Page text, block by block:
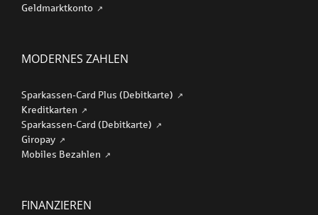
Geldmarktkonto
MODERNES ZAHLEN
Sparkassen-Card Plus (Debitkarte)
Kreditkarten
Sparkassen-Card (Debitkarte)
Giropay
Mobiles Bezahlen
FINANZIEREN